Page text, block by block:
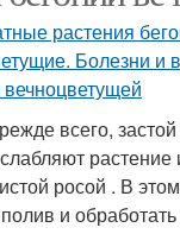
всего,
росой . В
и